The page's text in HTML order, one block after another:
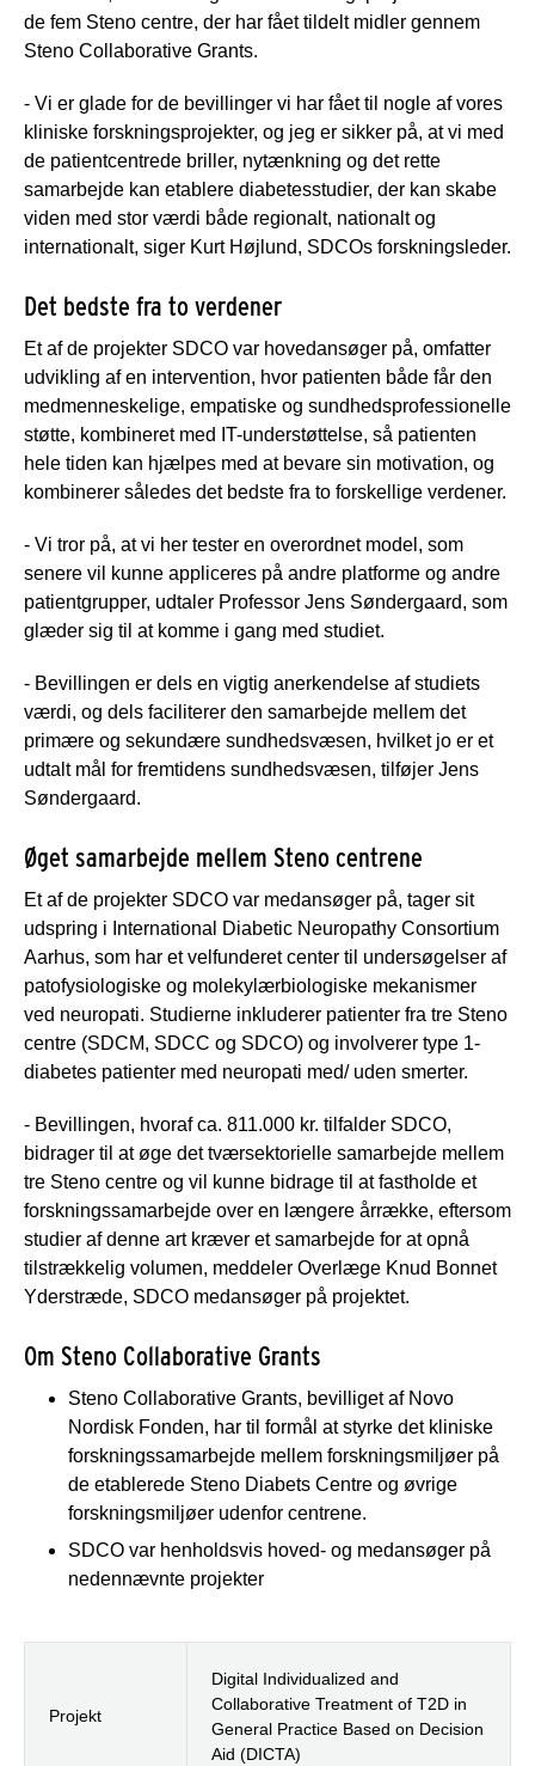
de fem Steno centre, der har fået tildelt midler gennem
Steno Collaborative Grants.
- Vi er glade for de bevillinger vi har fået til nogle af vores
kliniske forskningsprojekter, og jeg er sikker på, at vi med
de patientcentrede briller, nytænkning og det rette
samarbejde kan etablere diabetesstudier, der kan skabe
viden med stor værdi både regionalt, nationalt og
internationalt, siger Kurt Højlund, SDCOs forskningsleder.
Det bedste fra to verdener
Et af de projekter SDCO var hovedansøger på, omfatter
udvikling af en intervention, hvor patienten både får den
medmenneskelige, empatiske og sundhedsprofessionelle
støtte, kombineret med IT-understøttelse, så patienten
hele tiden kan hjælpes med at bevare sin motivation, og
kombinerer således det bedste fra to forskellige verdener.
- Vi tror på, at vi her tester en overordnet model, som
senere vil kunne appliceres på andre platforme og andre
patientgrupper, udtaler Professor Jens Søndergaard, som
glæder sig til at komme i gang med studiet.
- Bevillingen er dels en vigtig anerkendelse af studiets
værdi, og dels faciliterer den samarbejde mellem det
primære og sekundære sundhedsvæsen, hvilket jo er et
udtalt mål for fremtidens sundhedsvæsen, tilføjer Jens
Søndergaard.
Øget samarbejde mellem Steno centrene
Et af de projekter SDCO var medansøger på, tager sit
udspring i International Diabetic Neuropathy Consortium
Aarhus, som har et velfunderet center til undersøgelser af
patofysiologiske og molekylærbiologiske mekanismer
ved neuropati. Studierne inkluderer patienter fra tre Steno
centre (SDCM, SDCC og SDCO) og involverer type 1-
diabetes patienter med neuropati med/ uden smerter.
- Bevillingen, hvoraf ca. 811.000 kr. tilfalder SDCO,
bidrager til at øge det tværsektorielle samarbejde mellem
tre Steno centre og vil kunne bidrage til at fastholde et
forskningssamarbejde over en længere årrække, eftersom
studier af denne art kræver et samarbejde for at opnå
tilstrækkelig volumen, meddeler Overlæge Knud Bonnet
Yderstræde, SDCO medansøger på projektet.
Om Steno Collaborative Grants
Steno Collaborative Grants, bevilliget af Novo
Nordisk Fonden, har til formål at styrke det kliniske
forskningssamarbejde mellem forskningsmiljøer på
de etablerede Steno Diabets Centre og øvrige
forskningsmiljøer udenfor centrene.
SDCO var henholdsvis hoved- og medansøger på
nedennævnte projekter
Projekt
Digital Individualized and
Collaborative Treatment of T2D in
General Practice Based on Decision
Aid (DICTA)